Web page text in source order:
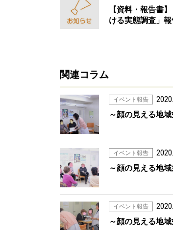
【資料・報告書
ける実態調査」
関連コラム
イベント報告
～顔の見える地
イベント報告
～顔の見える地
イベント報告
～顔の見える地